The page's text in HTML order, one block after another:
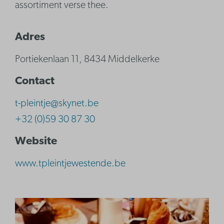
assortiment verse thee.
Adres
Portiekenlaan 11, 8434 Middelkerke
Contact
t-pleintje@skynet.be
+32 (0)59 30 87 30
Website
www.tpleintjewestende.be